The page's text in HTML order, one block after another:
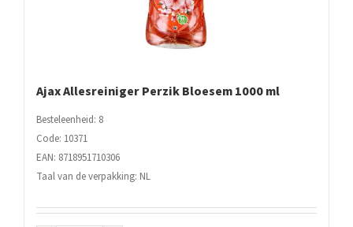
Ajax Allesreiniger Perzik Bloesem 1000 ml
Besteleenheid: 8
Code: 10371
EAN: 8718951710306
Taal van de verpakking: NL